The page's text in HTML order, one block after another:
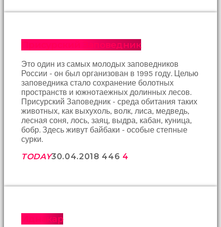
erkeklerden
umudunu
kesen
kendi
başına
hamile
kalıp
olmak
izle
sperm
Присурский Заповедник
Это один из самых молодых заповедников
России - он был организован в 1995 году. Целью
заповедника стало сохранение болотных
пространств и южнотаежных долинных лесов.
Присурский Заповедник - среда обитания таких
животных, как выхухоль, волк, лиса, медведь,
лесная соня, лось, заяц, выдра, кабан, куница,
бобр. Здесь живут байбаки - особые степные
сурки.
TODAY30.04.2018 446 4
Иднакар